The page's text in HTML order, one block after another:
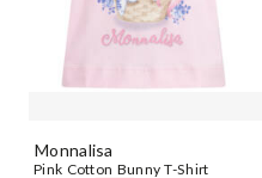
Monnalisa
Pink Cotton Bunny T-Shirt